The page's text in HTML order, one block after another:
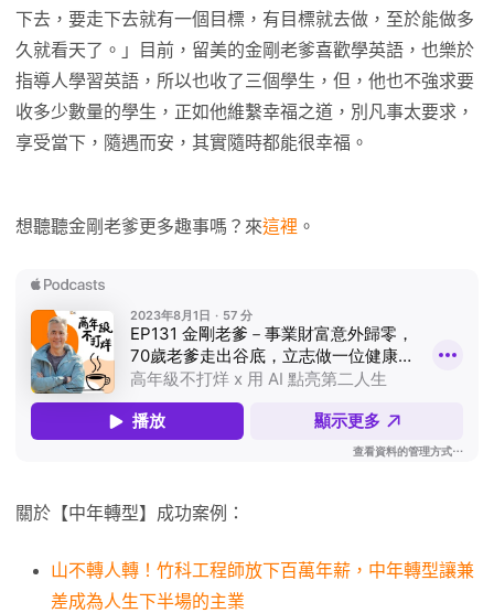
下去，要走下去就有一個目標，有目標就去做，至於能做多
久就看天了。」目前，留美的金剛老爹喜歡學英語，也樂於
指導人學習英語，所以也收了三個學生，但，他也不強求要
收多少數量的學生，正如他維繫幸福之道，別凡事太要求，
享受當下，隨遇而安，其實隨時都能很幸福。
想聽聽金剛老爹更多趣事嗎？來這裡 。
關於【中年轉型】成功案例：
山不轉人轉！竹科工程師放下百萬年薪，中年轉型讓兼
差成為人生下半場的主業